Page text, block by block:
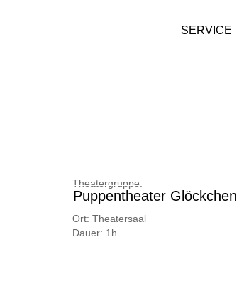
SERVICE
Theatergruppe:
Puppentheater Glöckchen
Ort: Theatersaal
Dauer: 1h